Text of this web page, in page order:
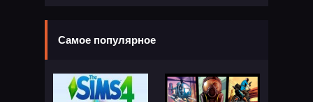
Самое популярное